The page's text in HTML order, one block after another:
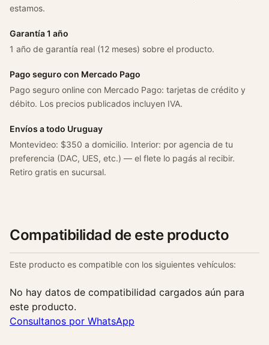
estamos.
Garantía 1 año
1 año de garantía real (12 meses) sobre el producto.
Pago seguro con Mercado Pago
Pago seguro online con Mercado Pago: tarjetas de crédito y
débito. Los precios publicados incluyen IVA.
Envíos a todo Uruguay
Montevideo: $350 a domicilio. Interior: por agencia de tu
preferencia (DAC, UES, etc.) — el flete lo pagás al recibir.
Retiro gratis en sucursal.
Compatibilidad de este producto
Este producto es compatible con los siguientes vehículos:
No hay datos de compatibilidad cargados aún para
este producto.
Consultanos por WhatsApp